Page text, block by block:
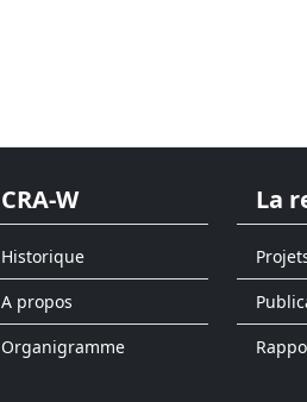
CRA-W
Historique
A propos
Organigramme
La